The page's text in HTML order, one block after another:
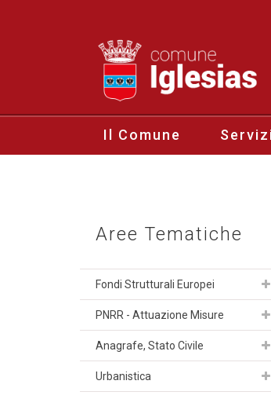
Il Comune
Aree Tematiche
Fondi Strutturali Europei
PNRR - Attuazione Misure
Anagrafe, Stato Civile
Urbanistica